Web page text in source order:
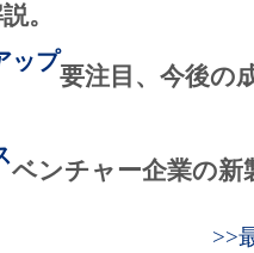
。
ップ
要注目、今後の
ベンチャー企業の新
>>